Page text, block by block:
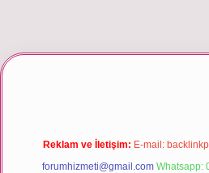
Reklam ve İletişim: E-mail:
forumhizmeti@gmail.com Whatsapp: